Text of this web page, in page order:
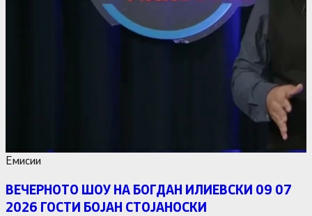
Емисии
ВЕЧЕРНОТО ШОУ НА БОГДАН ИЛИЕВСКИ 09 07
2026 ГОСТИ БОЈАН СТОЈАНОСКИ